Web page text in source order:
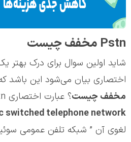
Pstn مخفف چیست
شاید اولین سوال برای درک بهتر
اختصاری بیان می‌شود این باشد
مخفف چیست؟ عبارت اختصاری Pstn مخفف جمله
switched telephone network
لغوی آن ” شبکه تلفن عمومی